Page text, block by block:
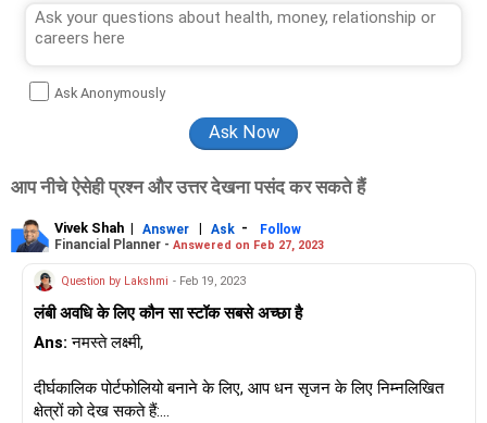
Ask Anonymously
आप नीचे ऐसेही प्रश्न और उत्तर देखना पसंद कर सकते हैं
Vivek Shah | Answer | Ask -
Follow
Financial Planner - Answered on Feb 27, 2023
Question by Lakshmi - Feb 19, 2023
लंबी अवधि के लिए कौन सा स्टॉक सबसे अच्छा है
Ans: नमस्ते लक्ष्मी,
दीर्घकालिक पोर्टफोलियो बनाने के लिए, आप धन सृजन के लिए निम्नलिखित
क्षेत्रों को देख सकते हैं: